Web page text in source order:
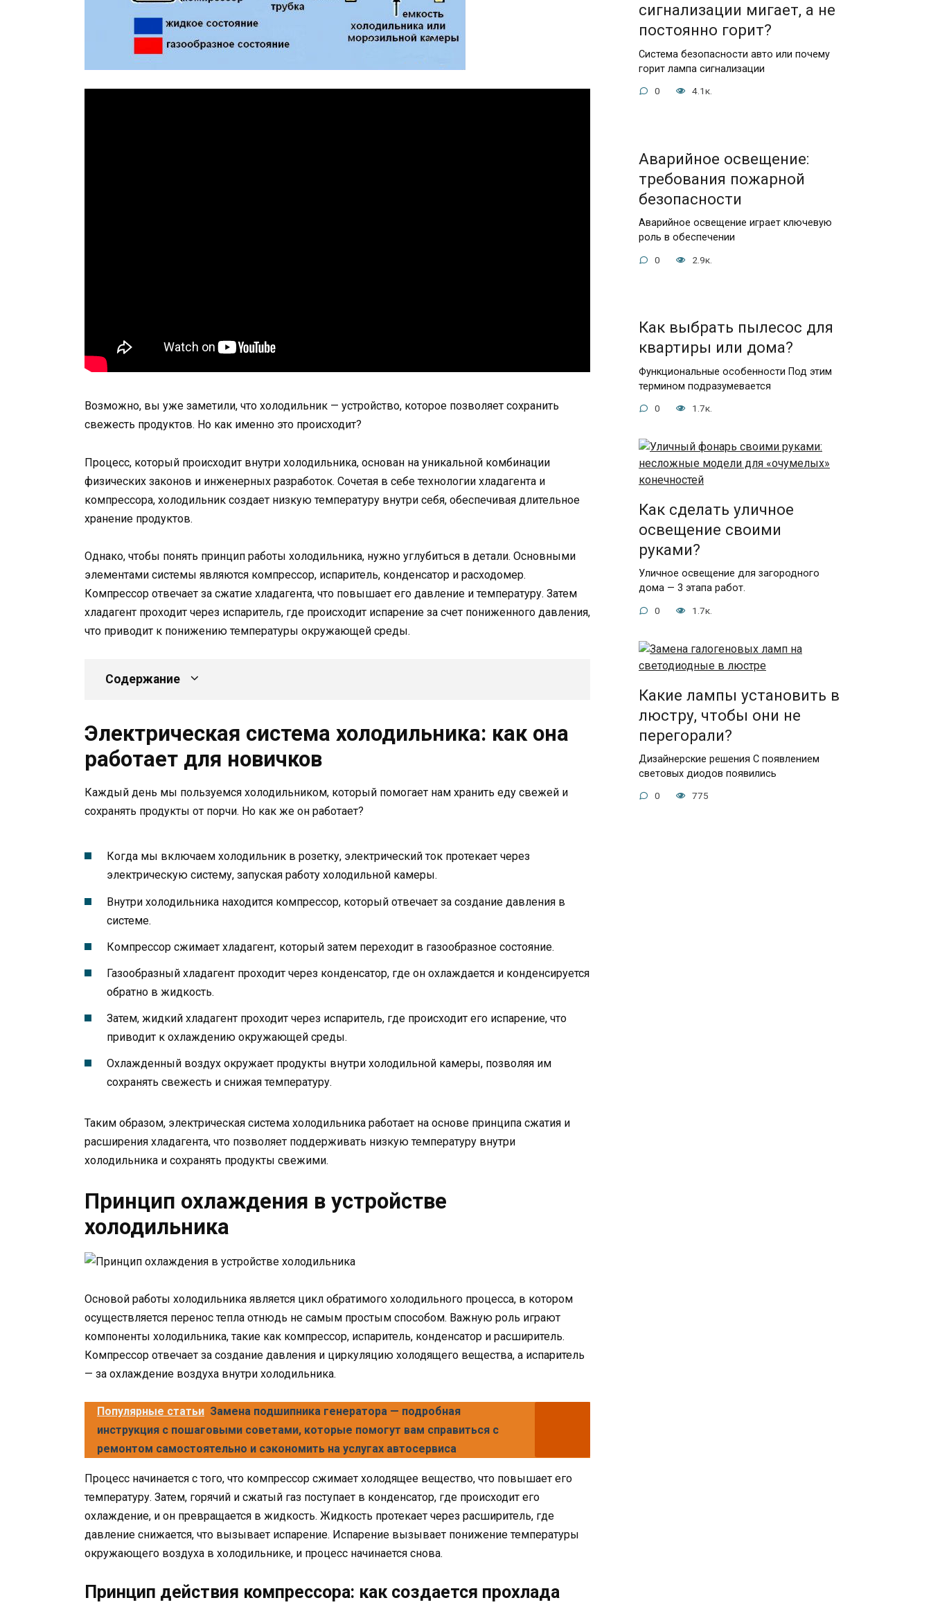
Возможно, вы уже заметили, что холодильник — устройство, которое позволяет сохранить
свежесть продуктов. Но как именно это происходит?
Процесс, который происходит внутри холодильника, основан на уникальной комбинации
физических законов и инженерных разработок. Сочетая в себе технологии хладагента и
компрессора, холодильник создает низкую температуру внутри себя, обеспечивая длительное
хранение продуктов.
Однако, чтобы понять принцип работы холодильника, нужно углубиться в детали. Основными
элементами системы являются компрессор, испаритель, конденсатор и расходомер.
Компрессор отвечает за сжатие хладагента, что повышает его давление и температуру. Затем
хладагент проходит через испаритель, где происходит испарение за счет пониженного давления,
что приводит к понижению температуры окружающей среды.
Содержание
Электрическая система холодильника: как она
работает для новичков
Каждый день мы пользуемся холодильником, который помогает нам хранить еду свежей и
сохранять продукты от порчи. Но как же он работает?
Когда мы включаем холодильник в розетку, электрический ток протекает через
электрическую систему, запуская работу холодильной камеры.
Внутри холодильника находится компрессор, который отвечает за создание давления в
системе.
Компрессор сжимает хладагент, который затем переходит в газообразное состояние.
Газообразный хладагент проходит через конденсатор, где он охлаждается и конденсируется
обратно в жидкость.
Затем, жидкий хладагент проходит через испаритель, где происходит его испарение, что
приводит к охлаждению окружающей среды.
Охлажденный воздух окружает продукты внутри холодильной камеры, позволяя им
сохранять свежесть и снижая температуру.
Таким образом, электрическая система холодильника работает на основе принципа сжатия и
расширения хладагента, что позволяет поддерживать низкую температуру внутри
холодильника и сохранять продукты свежими.
Принцип охлаждения в устройстве
холодильника
Основой работы холодильника является цикл обратимого холодильного процесса, в котором
осуществляется перенос тепла отнюдь не самым простым способом. Важную роль играют
компоненты холодильника, такие как компрессор, испаритель, конденсатор и расширитель.
Компрессор отвечает за создание давления и циркуляцию холодящего вещества, а испаритель
— за охлаждение воздуха внутри холодильника.
Популярные статьи Замена подшипника генератора — подробная
инструкция с пошаговыми советами, которые помогут вам справиться с
ремонтом самостоятельно и сэкономить на услугах автосервиса
Процесс начинается с того, что компрессор сжимает холодящее вещество, что повышает его
температуру. Затем, горячий и сжатый газ поступает в конденсатор, где происходит его
охлаждение, и он превращается в жидкость. Жидкость протекает через расширитель, где
давление снижается, что вызывает испарение. Испарение вызывает понижение температуры
окружающего воздуха в холодильнике, и процесс начинается снова.
Принцип действия компрессора: как создается прохлада
сигнализации мигает, а не
постоянно горит?
Система безопасности авто или почему
горит лампа сигнализации
0 4.1к.
Аварийное освещение:
требования пожарной
безопасности
Аварийное освещение играет ключевую
роль в обеспечении
0 2.9к.
Как выбрать пылесос для
квартиры или дома?
Функциональные особенности Под этим
термином подразумевается
0 1.7к.
Как сделать уличное
освещение своими
руками?
Уличное освещение для загородного
дома — 3 этапа работ.
0 1.7к.
Какие лампы установить в
люстру, чтобы они не
перегорали?
Дизайнерские решения С появлением
световых диодов появились
0 775